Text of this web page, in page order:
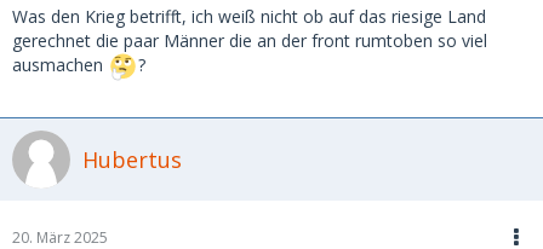
Aber ich denke, da wird ein Bild gezeichnet, dass es so in
Russland nicht mehr gibt.
derzeit im Krieg und ob der Sold ausreicht, der Frau ein
schönes Leben zu machen, da habe ich meine Zweifel.
geprägt Idealvorstellung ist, die aber mit der russischen
Was den Krieg betrifft, ich weiß nicht ob auf das riesige Land
gerechnet die paar Männer die an der front rumtoben so viel
ausmachen
?
Hubertus
20. März 2025